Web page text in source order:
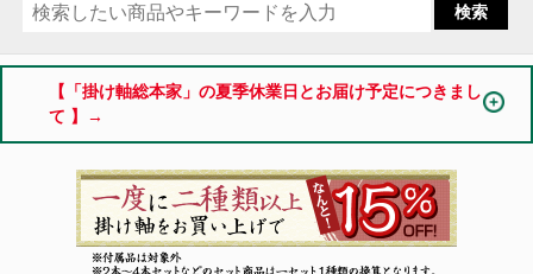
【「掛け軸総本家」の夏季休業日とお届け予定につきまし
て 】→